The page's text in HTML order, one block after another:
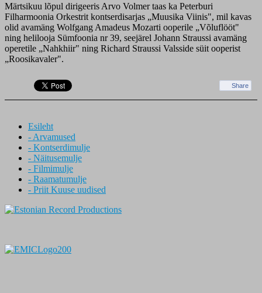
Märtsikuu lõpul dirigeeris Arvo Volmer taas ka Peterburi
Filharmoonia Orkestrit kontserdisarjas „Muusika Viinis", mil kavas
olid avamäng Wolfgang Amadeus Mozarti ooperile „Võluflööt"
ning helilooja Sümfoonia nr 39, seejärel Johann Straussi avamäng
operetile „Nahkhiir" ning Richard Straussi Valsside süit ooperist
„Roosikavaler".
Share
Esileht
- Arvamused
- Kontserdimulje
- Näitusemulje
- Filmimulje
- Raamatumulje
- Priit Kuuse uudised